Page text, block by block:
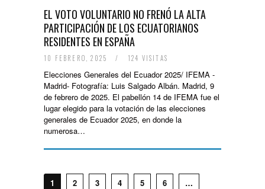
EL VOTO VOLUNTARIO NO FRENÓ LA ALTA
PARTICIPACIÓN DE LOS ECUATORIANOS
RESIDENTES EN ESPAÑA
10 FEBRERO, 2025 / 124 VISITAS
Elecciones Generales del Ecuador 2025/ IFEMA -
Madrid- Fotografía: Luis Salgado Albán. Madrid, 9
de febrero de 2025. El pabellón 14 de IFEMA fue el
lugar elegido para la votación de las elecciones
generales de Ecuador 2025, en donde la
numerosa…
1 2 3 4 5 6
…